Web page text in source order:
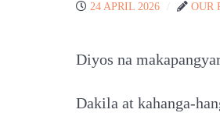
24 APRIL 2026 OUR
Diyos na
Dakila at kahanga-